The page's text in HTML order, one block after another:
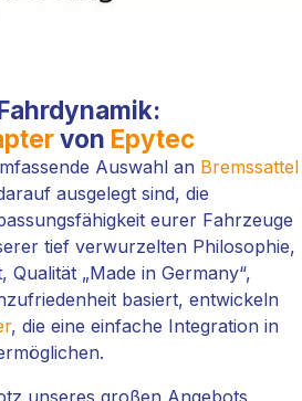
von Epytec
Auswahl an Bremssattel
ausgelegt sind, die
eurer Fahrzeuge
tief verwurzelten Philosophie,
Qualität „Made in Germany“,
basiert, entwickeln
, die eine einfache Integration in
unseres großen Angebots